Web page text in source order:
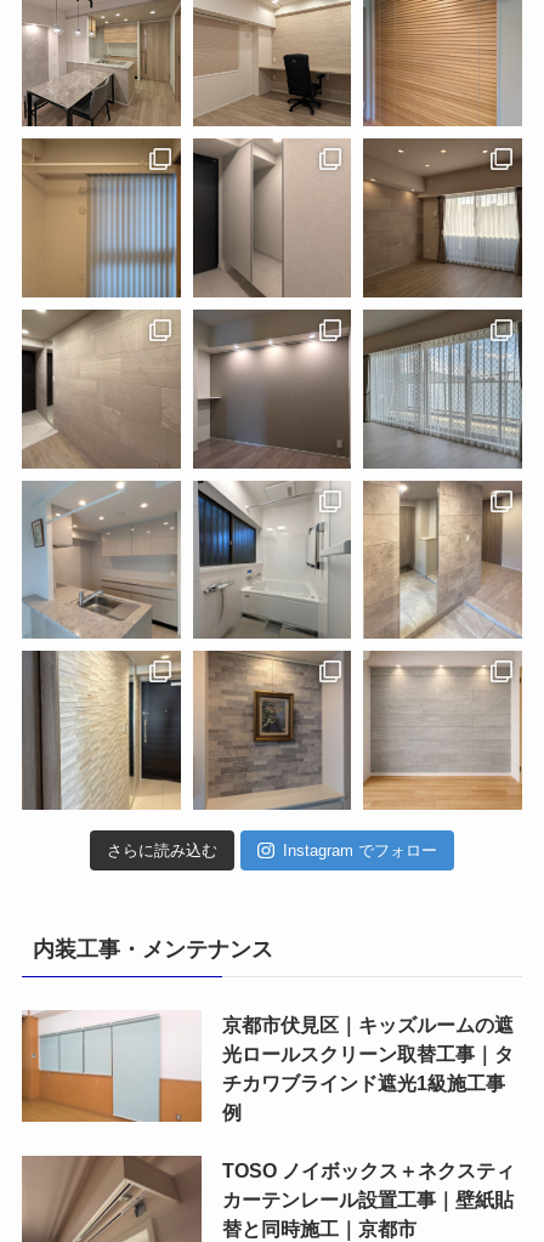
さらに読み込む Instagram でフォロー
内装工事・メンテナンス
京都市伏見区｜キッズルームの遮
光ロールスクリーン取替工事｜タ
チカワブラインド遮光1級施工事
例
TOSO ノイボックス＋ネクスティ
カーテンレール設置工事｜壁紙貼
替と同時施工｜京都市